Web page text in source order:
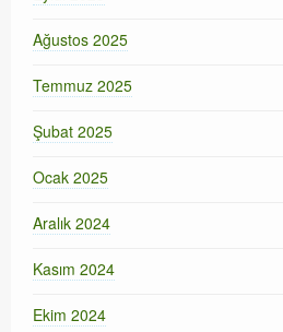
Ağustos 2025
Temmuz 2025
Şubat 2025
Ocak 2025
Aralık 2024
Kasım 2024
Ekim 2024